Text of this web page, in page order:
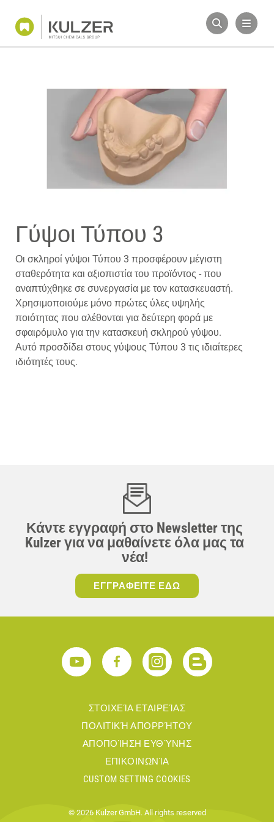
Γύψοι Τύπου 3
Οι σκληροί γύψοι Τύπου 3 προσφέρουν μέγιστη
σταθερότητα και αξιοπιστία του προϊόντος - που
αναπτύχθηκε σε συνεργασία με τον κατασκευαστή.
Χρησιμοποιούμε μόνο πρώτες ύλες υψηλής
ποιότητας που αλέθονται για δεύτερη φορά με
σφαιρόμυλο για την κατασκευή σκληρού γύψου.
Αυτό προσδίδει στους γύψους Τύπου 3 τις ιδιαίτερες
ιδιότητές τους.
Κάντε εγγραφή στο Newsletter της
Kulzer για να μαθαίνετε όλα μας τα
νέα!
ΕΓΓΡΑΦΕΙΤΕ ΕΔΩ
ΣΤΟΙΧΕΊΑ ΕΤΑΙΡΕΊΑΣ
ΠΟΛΙΤΙΚΉ ΑΠΟΡΡΉΤΟΥ
ΑΠΟΠΟΊΗΣΗ ΕΥΘΎΝΗΣ
ΕΠΙΚΟΙΝΩΝΊΑ
CUSTOM SETTING COOKIES
© 2026 Kulzer GmbH. All rights reserved